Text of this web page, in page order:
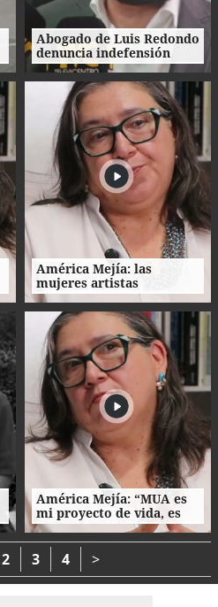
Abogado de Luis Redondo
denuncia indefensión
ante investigaciones
contra la extinta
Comisión Permanente
América Mejía: las
mujeres artistas
enfrentan barreras entre
la creación, el trabajo y el
hogar
América Mejía: “MUA es
mi proyecto de vida, es
parte de mi esencia”
2 3 4 >